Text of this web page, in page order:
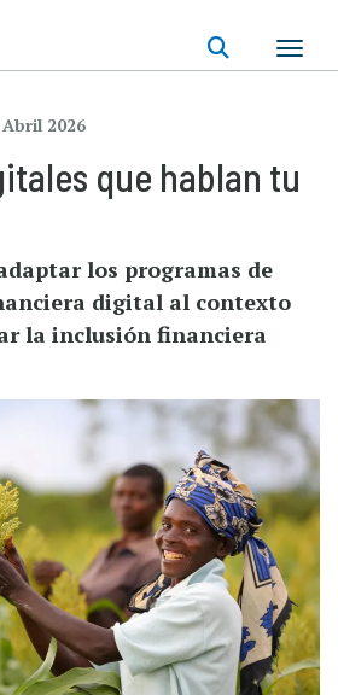
principal
Abril 2026
que hablan tu
los programas de
digital al contexto
la inclusión financiera